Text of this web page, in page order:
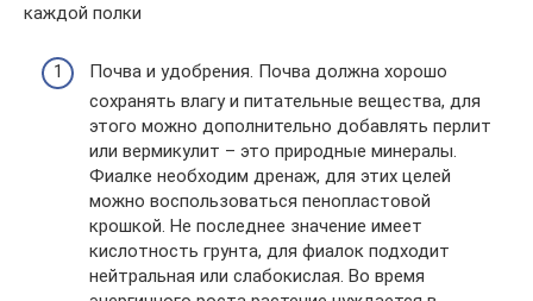
каждой полки
Почва и удобрения. Почва должна хорошо
сохранять влагу и питательные вещества, для
этого можно дополнительно добавлять перлит
или вермикулит – это природные минералы.
Фиалке необходим дренаж, для этих целей
можно воспользоваться пенопластовой
крошкой. Не последнее значение имеет
кислотность грунта, для фиалок подходит
нейтральная или слабокислая. Во время